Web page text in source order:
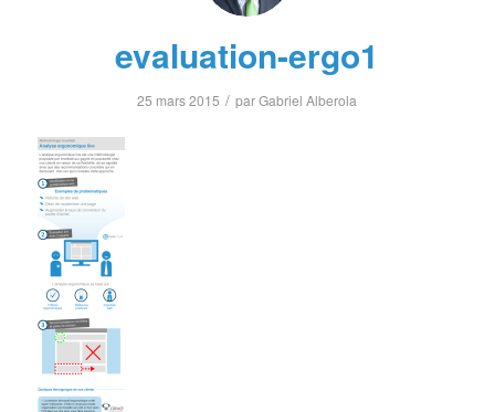
evaluation-ergo1
25 mars 2015 / parGabriel Alberola